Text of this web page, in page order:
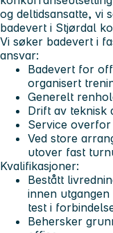
og deltidsansatte, vi
badevert i Stjørdal
Vi søker badevert i
ansvar:
Badevert for
organisert
Generelt
Drift av teknisk
Service
Ved store
utover fast
Kvalifikasjoner:
Bestått
innen
test i
Behersker